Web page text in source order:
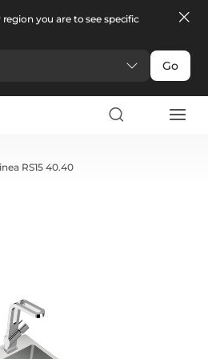
you are to see specific
Go
RS15 40.40